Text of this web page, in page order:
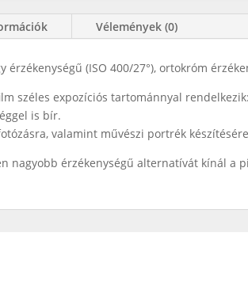
Vélemények (0)
érzékenységű (ISO 400/27°), ortokróm
széles expozíciós tartománnyal
is bír.
valamint művészi portrék
nagyobb érzékenységű alternatívát kínál a